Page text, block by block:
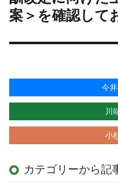
投
稿:
案＞を確認して
今
川
小
カテゴリーから記